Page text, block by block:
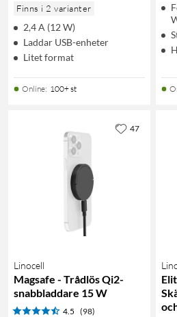
Finns i 2 varianter
2,4 A (12 W)
Laddar USB-enheter
Litet format
Online: 100+ st
Linocell
Magsafe - Trådlös Qi2-
snabbladdare 15 W
4.5 (98)
47